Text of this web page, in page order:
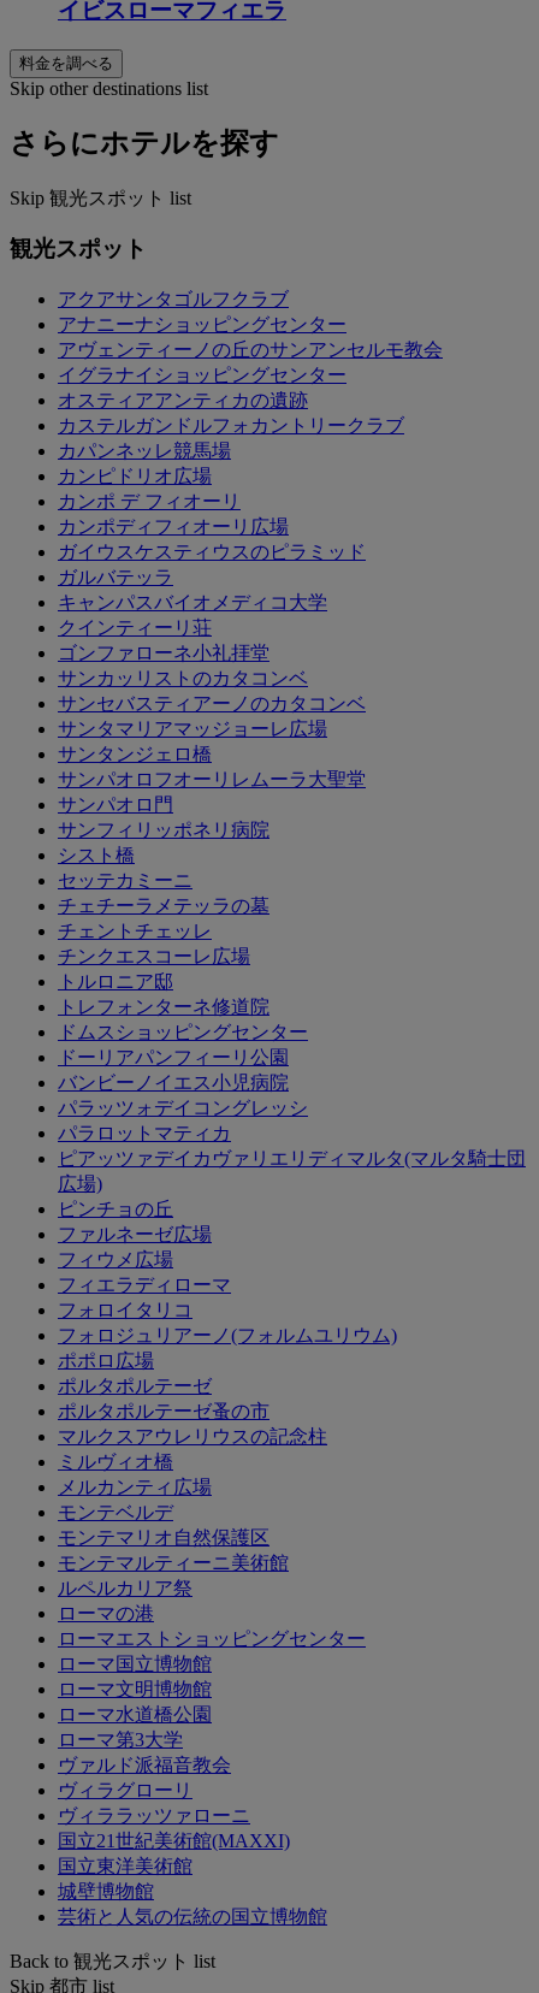
イビスローマフィエラ
料金を調べる
Skip other destinations list
さらにホテルを探す
Skip 観光スポット list
観光スポット
アクアサンタゴルフクラブ
アナニーナショッピングセンター
アヴェンティーノの丘のサンアンセルモ教会
イグラナイショッピングセンター
オスティアアンティカの遺跡
カステルガンドルフォカントリークラブ
カパンネッレ競馬場
カンピドリオ広場
カンポ デ フィオーリ
カンポディフィオーリ広場
ガイウスケスティウスのピラミッド
ガルバテッラ
キャンパスバイオメディコ大学
クインティーリ荘
ゴンファローネ小礼拝堂
サンカッリストのカタコンベ
サンセバスティアーノのカタコンベ
サンタマリアマッジョーレ広場
サンタンジェロ橋
サンパオロフオーリレムーラ大聖堂
サンパオロ門
サンフィリッポネリ病院
シスト橋
セッテカミーニ
チェチーラメテッラの墓
チェントチェッレ
チンクエスコーレ広場
トルロニア邸
トレフォンターネ修道院
ドムスショッピングセンター
ドーリアパンフィーリ公園
バンビーノイエス小児病院
パラッツォデイコングレッシ
パラロットマティカ
ピアッツァデイカヴァリエリディマルタ(マルタ騎士団
広場)
ピンチョの丘
ファルネーゼ広場
フィウメ広場
フィエラディローマ
フォロイタリコ
フォロジュリアーノ(フォルムユリウム)
ポポロ広場
ポルタポルテーゼ
ポルタポルテーゼ蚤の市
マルクスアウレリウスの記念柱
ミルヴィオ橋
メルカンティ広場
モンテベルデ
モンテマリオ自然保護区
モンテマルティーニ美術館
ルペルカリア祭
ローマの港
ローマエストショッピングセンター
ローマ国立博物館
ローマ文明博物館
ローマ水道橋公園
ローマ第3大学
ヴァルド派福音教会
ヴィラグローリ
ヴィララッツァローニ
国立21世紀美術館(MAXXI)
国立東洋美術館
城壁博物館
芸術と人気の伝統の国立博物館
Back to 観光スポット list
Skip 都市 list